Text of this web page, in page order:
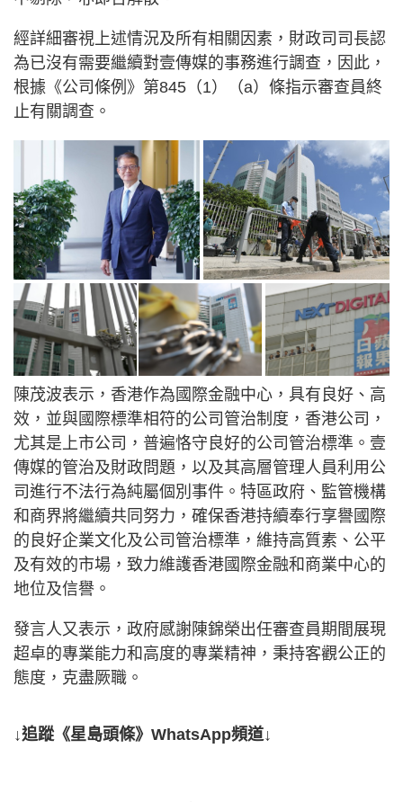
經詳細審視上述情況及所有相關因素，財政司司長認
為已沒有需要繼續對壹傳媒的事務進行調查，因此，
根據《公司條例》第845（1）（a）條指示審查員終
止有關調查。
陳茂波表示，香港作為國際金融中心，具有良好、高
效，並與國際標準相符的公司管治制度，香港公司，
尤其是上市公司，普遍恪守良好的公司管治標準。壹
傳媒的管治及財政問題，以及其高層管理人員利用公
司進行不法行為純屬個別事件。特區政府、監管機構
和商界將繼續共同努力，確保香港持續奉行享譽國際
的良好企業文化及公司管治標準，維持高質素、公平
及有效的市場，致力維護香港國際金融和商業中心的
地位及信譽。
發言人又表示，政府感謝陳錦榮出任審查員期間展現
超卓的專業能力和高度的專業精神，秉持客觀公正的
態度，克盡厥職。
↓追蹤《星島頭條》WhatsApp頻道↓